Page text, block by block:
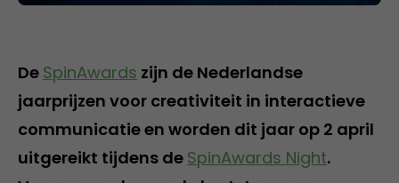
De SpinAwards zijn de Nederlandse
jaarprijzen voor creativiteit in interactieve
communicatie en worden dit jaar op 2 april
uitgereikt tijdens de SpinAwards Night.